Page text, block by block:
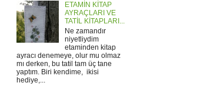
ETAMİN KİTAP
AYRAÇLARI VE
TATİL KİTAPLARI...
Ne zamandır
niyetliydim
etaminden kitap
ayracı denemeye, olur mu olmaz
mı derken, bu tatil tam üç tane
yaptım. Biri kendime, ikisi
hediye,...